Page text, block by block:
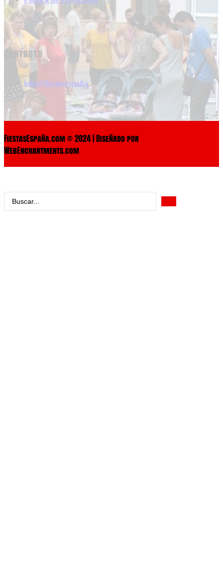
Contacto
info@fiestasespaña
FiestasEspaña.com © 2024 | Diseñado por
WebEnchantments.com